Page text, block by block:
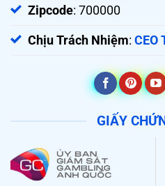
Zipcode: 700000
Chịu Trách Nhiệm: CEO
GIẤY